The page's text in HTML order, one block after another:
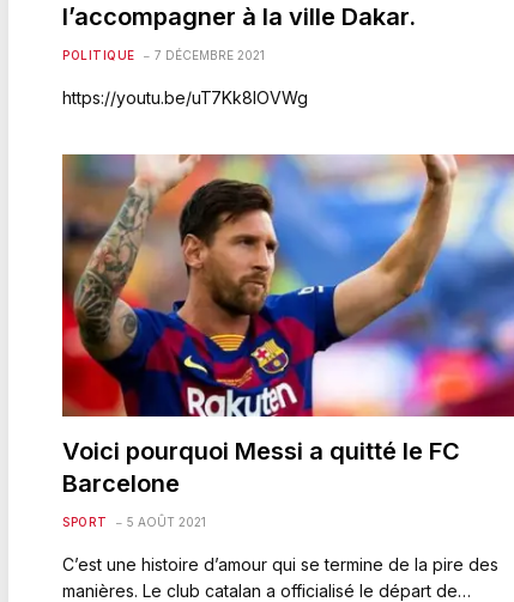
l’accompagner à la ville Dakar.
POLITIQUE 7 DÉCEMBRE 2021
https://youtu.be/uT7Kk8IOVWg
Voici pourquoi Messi a quitté le FC
Barcelone
SPORT 5 AOÛT 2021
C’est une histoire d’amour qui se termine de la pire des
manières. Le club catalan a officialisé le départ de…